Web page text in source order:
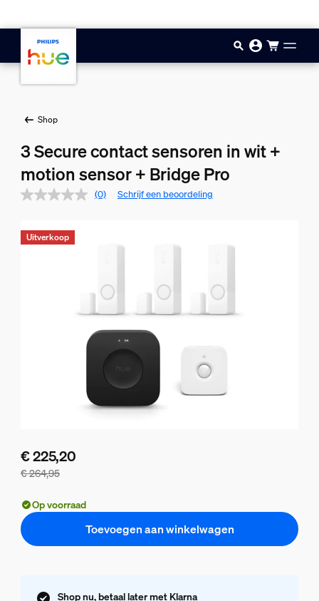
Shop
3 Secure contact sensoren in wit +
motion sensor + Bridge Pro
(0) Schrijf een beoordeling
€ 264,95
€ 225,20
Uitverkoop
Op voorraad
Toevoegen aan winkelwagen
Shop nu, betaal later met Klarna